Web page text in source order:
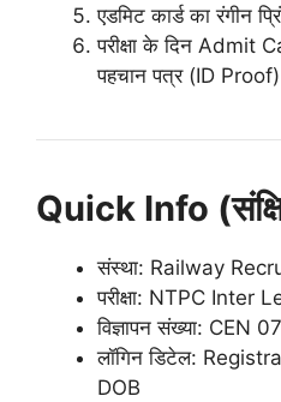
एडमिट कार्ड का रंगीन
परीक्षा के दिन Admit
पहचान पत्र (ID
Quick Info
संस्था: Railway
परीक्षा: NTPC Inter
विज्ञापन संख्या: CEN
लॉगिन डिटेल:
DOB